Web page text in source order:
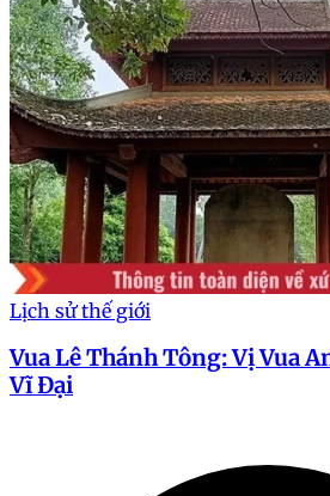
Lịch sử thế giới
Vua Lê Thánh Tông: Vị Vua
Vĩ Đại